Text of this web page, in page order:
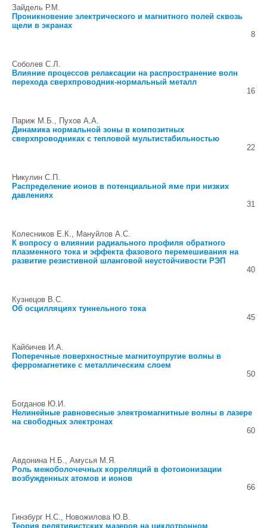
Зайдель Р.М.
Проникновение электрического и магнитного полей сквозь
щели в экранах
8
Соболев С.Л.
Влияние процессов релаксации на распространение волн
перехода сверхпроводник-нормальный металл
16
Париж М.Б., Пухов А.А.
Динамика нормальной зоны в композитных
сверхпроводниках с тепловой мультистабильностью
22
Никулин С.П.
Распределение ионов в потенциальной яме при низких
давлениях
31
Колесников Е.К., Мануйлов А.С.
К вопросу о влиянии радиального профиля обратного
плазменного тока и эффекта фазового перемешивания на
развитие резистивной шланговой неустойчивости РЭП
40
Кузнецов В.С.
Об осцилляциях туннельного тока
45
Кайбичев И.А.
Поперечные поверхностные магнитоупругие волны в
ферромагнетике с металлическим слоем
50
Богданов Ю.И.
Нелинейные равновесные электромагнитные волны в лазере
на свободных электронах
60
Авдонина Н.Б., Амусья М.Я.
Роль межоболочечных корреляций в фотоионизации
возбужденных атомов и ионов
66
Гинзбург Н.С., Новожилова Ю.В.
Теория релятивистских мазеров на циклотронном